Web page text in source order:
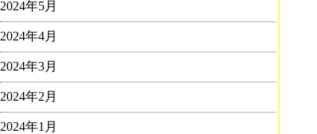
2024年5月
2024年4月
2024年3月
2024年2月
2024年1月